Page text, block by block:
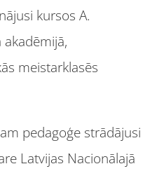
kursos A.
akadēmijā,
meistarklasēs
pedagoģe strādājusi
Latvijas Nacionālajā